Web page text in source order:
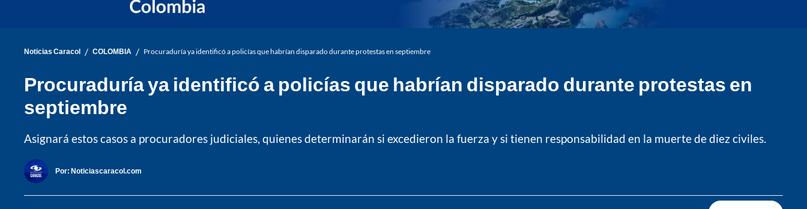
Noticias Caracol / COLOMBIA / Procuraduría ya identificó a policías que habrían disparado durante protestas en septiembre
Procuraduría ya identificó a policías que habrían disparado durante protestas en
septiembre
Asignará estos casos a procuradores judiciales, quienes determinarán si excedieron la fuerza y si tienen responsabilidad en la muerte de diez civiles.
Por: Noticiascaracol.com